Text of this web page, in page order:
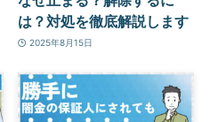
は？対処を徹底解説します
2025年8月15日